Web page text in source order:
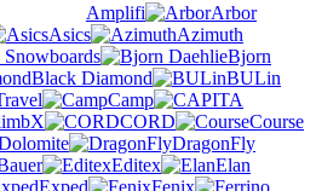
Amplifi
Arbor
Asics
Azimuth
Bjorn
Black Diamond
BULin
Camp
CORD
Course
DragonFly
Editex
Elan
Exped
Fenix